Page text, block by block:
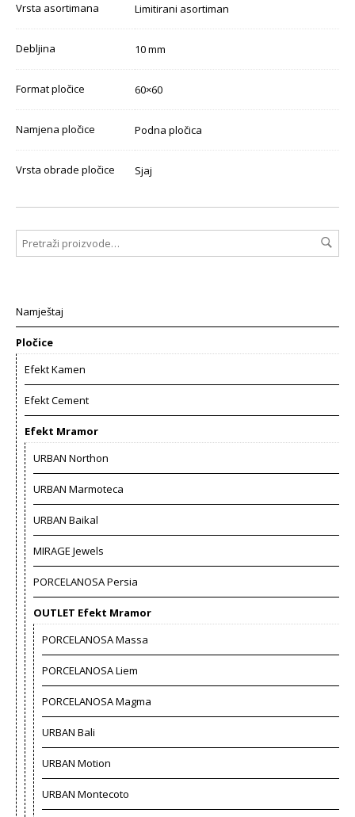
Vrsta asortimana Limitirani asortiman
Debljina 10 mm
Format pločice 60×60
Namjena pločice Podna pločica
Vrsta obrade pločice Sjaj
Namještaj
Pločice
Efekt Kamen
Efekt Cement
Efekt Mramor
URBAN Northon
URBAN Marmoteca
URBAN Baikal
MIRAGE Jewels
PORCELANOSA Persia
OUTLET Efekt Mramor
PORCELANOSA Massa
PORCELANOSA Liem
PORCELANOSA Magma
URBAN Bali
URBAN Motion
URBAN Montecoto